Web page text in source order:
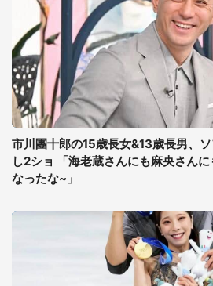
市川團十郎の15歳長女&13歳長男、
し2ショ 「海老蔵さんにも麻央さん
なったな~」